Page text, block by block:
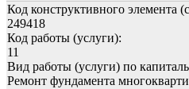
Код конструктивного элемента
249418
Код работы (услуги):
11
Вид работы (услуги) по
Ремонт фундамента